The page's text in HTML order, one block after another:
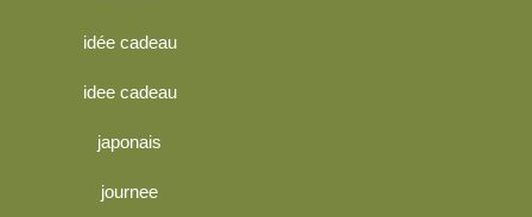
idée cadeau
idee cadeau
japonais
journee